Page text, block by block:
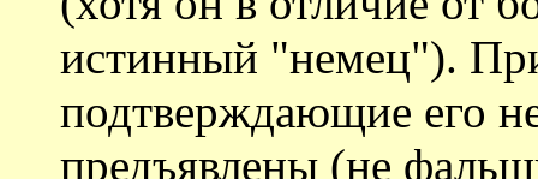
истинный "немец").
подтверждающие его
предъявлены (не